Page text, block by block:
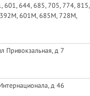
601, 644, 685, 705, 774, 815,
601М, 685М, 728М,
Привокзальная, д 7
д 46